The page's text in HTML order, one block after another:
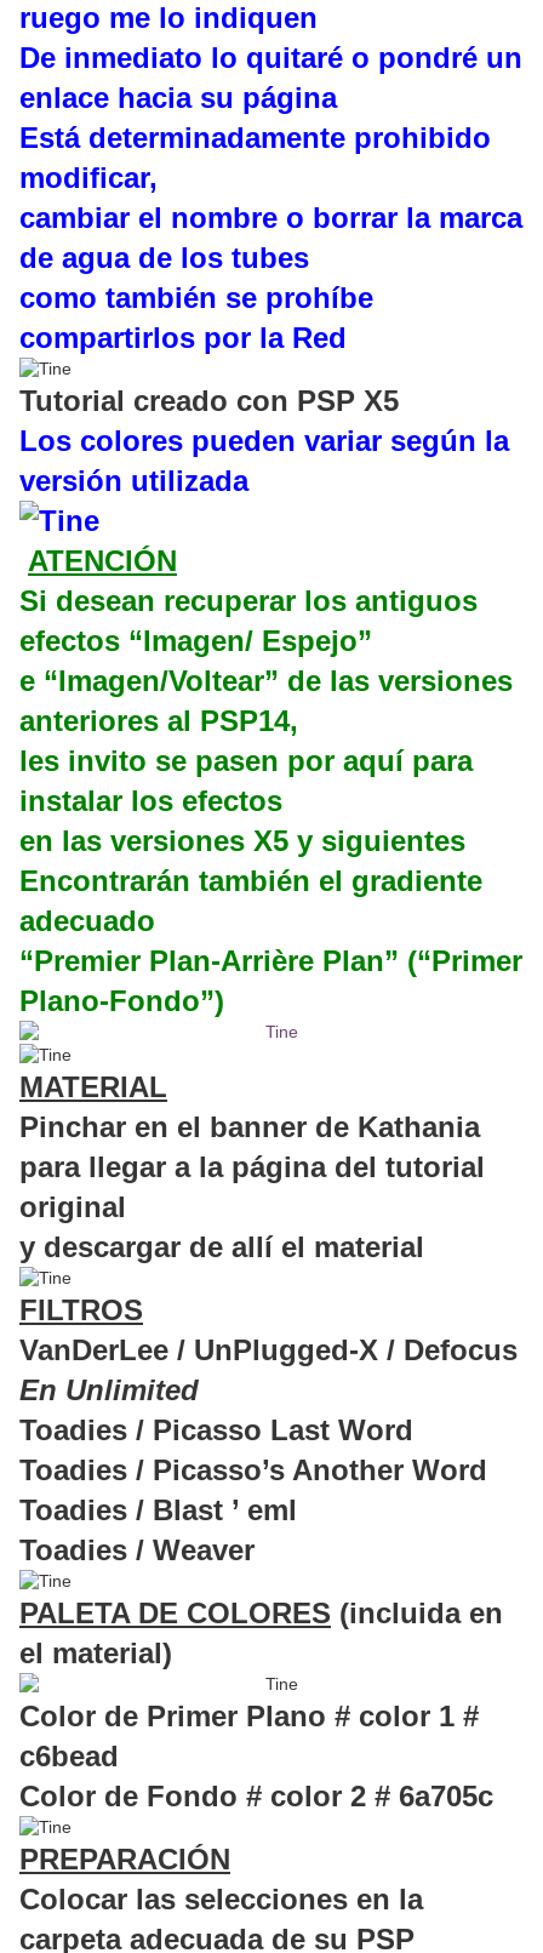
ruego me lo indiquen
De inmediato lo quitaré o pondré un
enlace hacia su página
Está determinadamente prohibido
modificar,
cambiar el nombre o borrar la marca
de agua de los tubes
como también se prohíbe
compartirlos por la Red
Tutorial creado con PSP X5
Los colores pueden variar según la
versión utilizada
ATENCIÓN
Si desean recuperar los antiguos
efectos “Imagen/ Espejo”
e “Imagen/Voltear” de las versiones
anteriores al PSP14,
les invito se pasen por aquí para
instalar los efectos
en las versiones X5 y siguientes
Encontrarán también el gradiente
adecuado
“Premier Plan-Arrière Plan” (“Primer
Plano-Fondo”)
MATERIAL
Pinchar en el banner de Kathania
para llegar a la página del tutorial
original
y descargar de allí el material
FILTROS
VanDerLee / UnPlugged-X / Defocus
En Unlimited
Toadies / Picasso Last Word
Toadies / Picasso’s Another Word
Toadies / Blast ’ eml
Toadies / Weaver
PALETA DE COLORES (incluida en
el material)
Color de Primer Plano # color 1 #
c6bead
Color de Fondo # color 2 # 6a705c
PREPARACIÓN
Colocar las selecciones en la
carpeta adecuada de su PSP